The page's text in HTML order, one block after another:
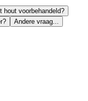
hout voorbehandeld?
Andere vraag...